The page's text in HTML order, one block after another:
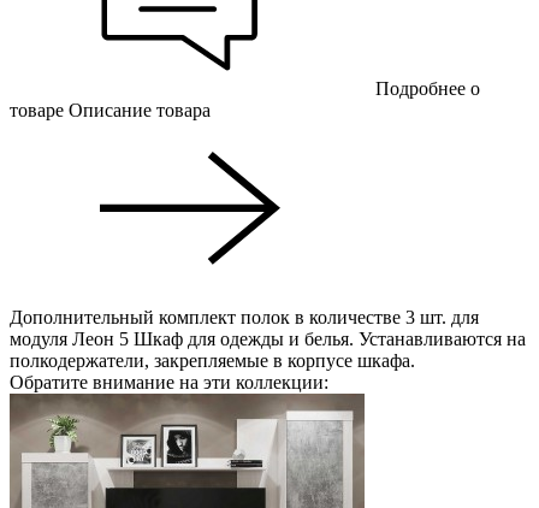
Подробнее о
товаре Описание товара
Дополнительный комплект полок в количестве 3 шт. для
модуля Леон 5 Шкаф для одежды и белья. Устанавливаются на
полкодержатели, закрепляемые в корпусе шкафа.
Обратите внимание на эти коллекции: